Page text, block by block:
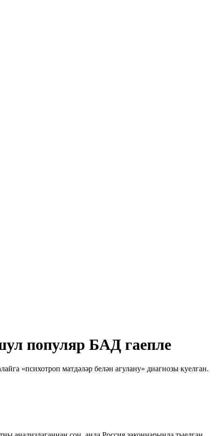
популяр БАД гаепле
«психотроп матдәләр белән агулану» диагнозы куелган.